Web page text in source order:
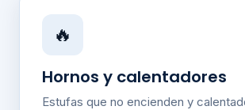
🔥
Hornos y calentadores
Estufas que no encienden y